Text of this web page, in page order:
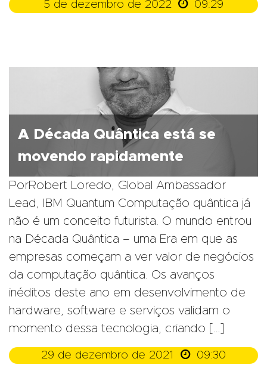
5 de dezembro de 2022  09:29
A Década Quântica está se
movendo rapidamente
PorRobert Loredo, Global Ambassador
Lead, IBM Quantum Computação quântica já
não é um conceito futurista. O mundo entrou
na Década Quântica – uma Era em que as
empresas começam a ver valor de negócios
da computação quântica. Os avanços
inéditos deste ano em desenvolvimento de
hardware, software e serviços validam o
momento dessa tecnologia, criando […]
29 de dezembro de 2021  09:30